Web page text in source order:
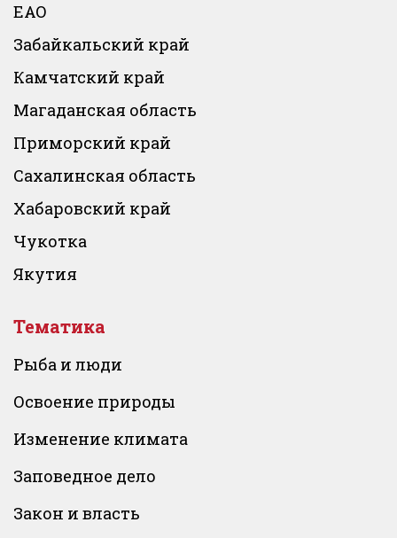
ЕАО
Забайкальский край
Камчатский край
Магаданская область
Приморский край
Сахалинская область
Хабаровский край
Чукотка
Якутия
Тематика
Рыба и люди
Освоение природы
Изменение климата
Заповедное дело
Закон и власть